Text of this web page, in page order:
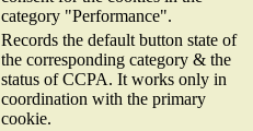
category "Performance".
Records the default button state of
the corresponding category & the
status of CCPA. It works only in
coordination with the primary
cookie.